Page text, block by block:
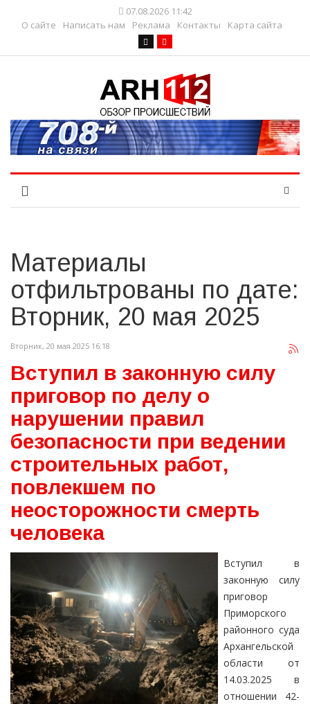
07.08.2026 11:42
О сайте
Написать нам Реклама Контакты Карта сайта
Материалы
отфильтрованы по дате:
Вторник, 20 мая 2025
Вторник, 20 мая 2025 16:18
Вступил в законную силу
приговор по делу о
нарушении правил
безопасности при ведении
строительных работ,
повлекшем по
неосторожности смерть
человека
Вступил в
законную силу
приговор
Приморского
районного суда
Архангельской
области от
14.03.2025 в
отношении 42-